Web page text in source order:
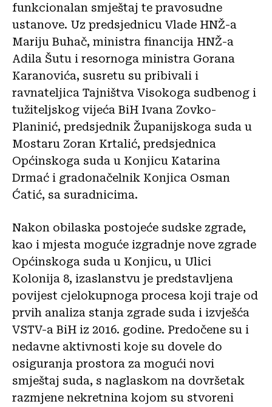
funkcionalan smještaj te pravosudne
ustanove. Uz predsjednicu Vlade HNŽ-a
Mariju Buhač, ministra financija HNŽ-a
Adila Šutu i resornoga ministra Gorana
Karanovića, susretu su pribivali i
ravnateljica Tajništva Visokoga sudbenog i
tužiteljskog vijeća BiH Ivana Zovko-
Planinić, predsjednik Županijskoga suda u
Mostaru Zoran Krtalić, predsjednica
Općinskoga suda u Konjicu Katarina
Drmać i gradonačelnik Konjica Osman
Ćatić, sa suradnicima.
Nakon obilaska postojeće sudske zgrade,
kao i mjesta moguće izgradnje nove zgrade
Općinskoga suda u Konjicu, u Ulici
Kolonija 8, izaslanstvu je predstavljena
povijest cjelokupnoga procesa koji traje od
prvih analiza stanja zgrade suda i izvješća
VSTV-a BiH iz 2016. godine. Predočene su i
nedavne aktivnosti koje su dovele do
osiguranja prostora za mogući novi
smještaj suda, s naglaskom na dovršetak
razmjene nekretnina kojom su stvoreni